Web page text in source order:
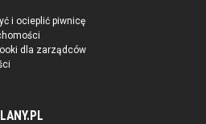
i ocieplić piwnicę
dla zarządców